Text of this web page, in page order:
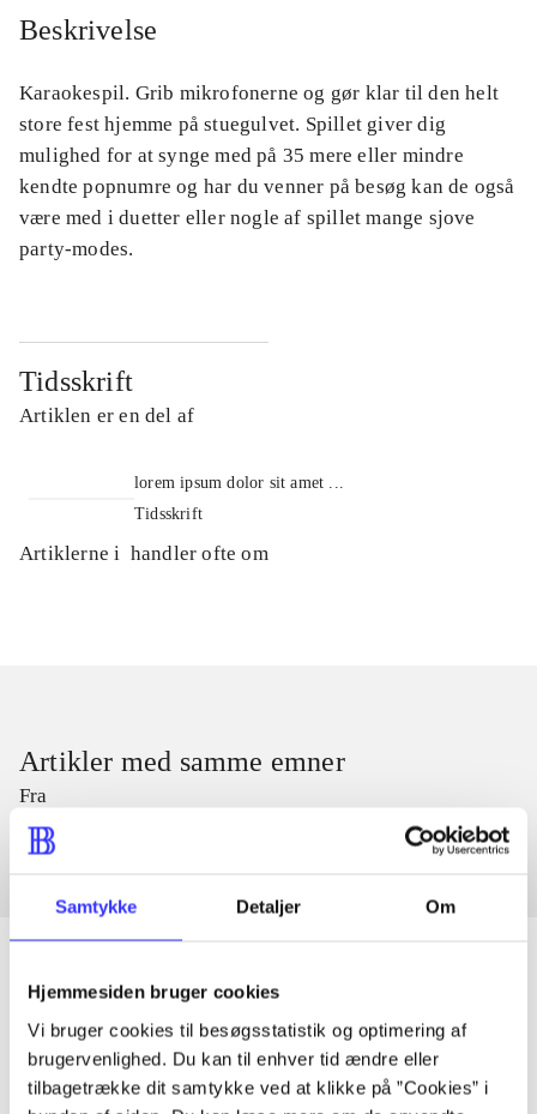
Samtykke Detaljer Om
Hjemmesiden bruger cookies
Vi bruger cookies til besøgsstatistik og optimering af
brugervenlighed. Du kan til enhver tid ændre eller
tilbagetrække dit samtykke ved at klikke på ”Cookies” i
Beskrivelse
Karaokespil. Grib mikrofonerne og gør klar til den helt
store fest hjemme på stuegulvet. Spillet giver dig
mulighed for at synge med på 35 mere eller mindre
kendte popnumre og har du venner på besøg kan de også
være med i duetter eller nogle af spillet mange sjove
party-modes.
Tidsskrift
Artiklen er en del af
lorem ipsum dolor sit amet ...
Tidsskrift
Artiklerne i handler ofte om
Artikler med samme emner
Fra
Artikler
Alle registrerede artikler fordelt på udgivelser